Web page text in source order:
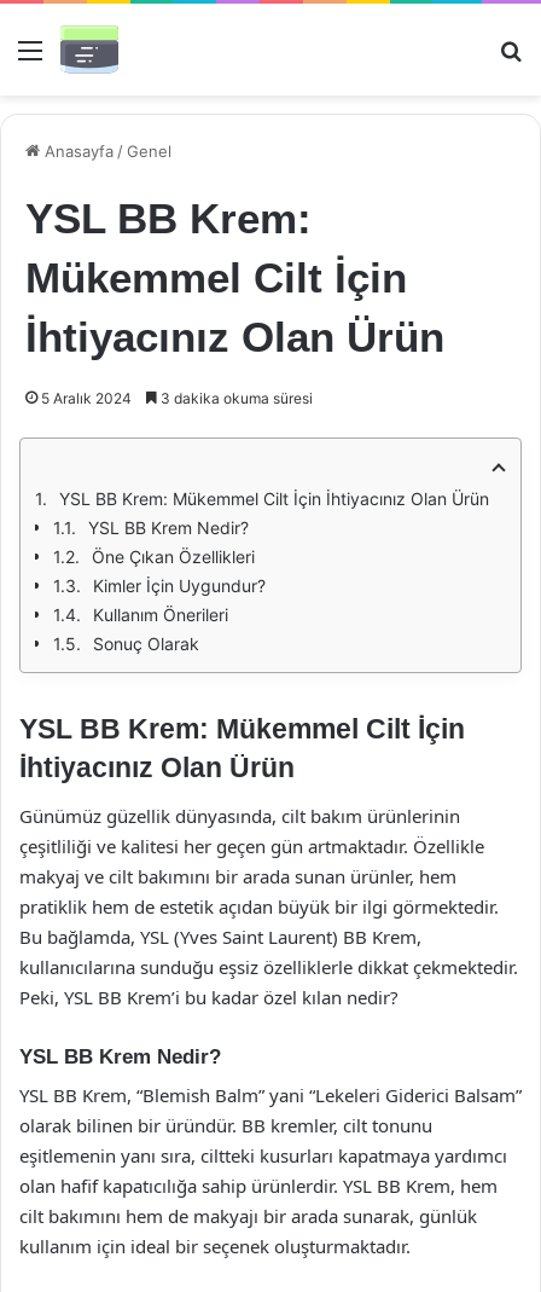
Menü
Anasayfa /Genel
YSL BB Krem:
Mükemmel Cilt İçin
İhtiyacınız Olan Ürün
5 Aralık 2024 3 dakika okuma süresi
YSL BB Krem: Mükemmel Cilt İçin İhtiyacınız Olan Ürün
YSL BB Krem Nedir?
Öne Çıkan Özellikleri
Kimler İçin Uygundur?
Kullanım Önerileri
Sonuç Olarak
YSL BB Krem: Mükemmel Cilt İçin
İhtiyacınız Olan Ürün
Günümüz güzellik dünyasında, cilt bakım ürünlerinin
çeşitliliği ve kalitesi her geçen gün artmaktadır. Özellikle
makyaj ve cilt bakımını bir arada sunan ürünler, hem
pratiklik hem de estetik açıdan büyük bir ilgi görmektedir.
Bu bağlamda, YSL (Yves Saint Laurent) BB Krem,
kullanıcılarına sunduğu eşsiz özelliklerle dikkat çekmektedir.
Peki, YSL BB Krem’i bu kadar özel kılan nedir?
YSL BB Krem Nedir?
YSL BB Krem, “Blemish Balm” yani “Lekeleri Giderici Balsam”
olarak bilinen bir üründür. BB kremler, cilt tonunu
eşitlemenin yanı sıra, ciltteki kusurları kapatmaya yardımcı
olan hafif kapatıcılığa sahip ürünlerdir. YSL BB Krem, hem
cilt bakımını hem de makyajı bir arada sunarak, günlük
kullanım için ideal bir seçenek oluşturmaktadır.